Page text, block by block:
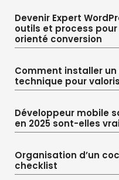
Devenir Expert
outils et process
orienté conversion
Comment installer
technique pour
Développeur mobile
en 2025 sont-elles
Organisation d’un
checklist